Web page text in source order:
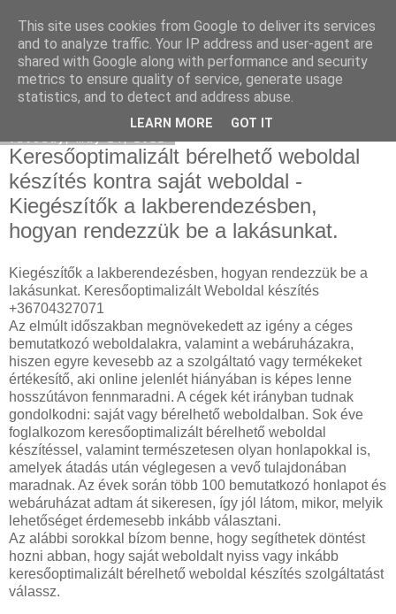
SEM and SEO Agency
Keresőoptimalizált bérelhető weboldal
készítés kontra saját weboldal -
Kiegészítők a lakberendezésben,
hogyan rendezzük be a lakásunkat.
Kiegészítők a lakberendezésben, hogyan rendezzük be a
lakásunkat. Keresőoptimalizált Weboldal készítés
+36704327071
Az elmúlt időszakban megnövekedett az igény a céges
bemutatkozó weboldalakra, valamint a webáruházakra,
hiszen egyre kevesebb az a szolgáltató vagy termékeket
értékesítő, aki online jelenlét hiányában is képes lenne
hosszútávon fennmaradni. A cégek két irányban tudnak
gondolkodni: saját vagy bérelhető weboldalban. Sok éve
foglalkozom keresőoptimalizált bérelhető weboldal
készítéssel, valamint természetesen olyan honlapokkal is,
amelyek átadás után véglegesen a vevő tulajdonában
maradnak. Az évek során több 100 bemutatkozó honlapot és
webáruházat adtam át sikeresen, így jól látom, mikor, melyik
lehetőséget érdemesebb inkább választani.
Az alábbi sorokkal bízom benne, hogy segíthetek döntést
hozni abban, hogy saját weboldalt nyiss vagy inkább
keresőoptimalizált bérelhető weboldal készítés szolgáltatást
válassz.
This site uses cookies from Google to deliver its services
and to analyze traffic. Your IP address and user-agent are
shared with Google along with performance and security
metrics to ensure quality of service, generate usage
statistics, and to detect and address abuse.
LEARN MORE GOT IT